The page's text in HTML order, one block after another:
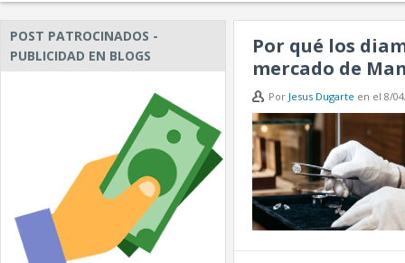
Por qué los
mercado de
Por Jesus Dugarte en el 8/
POST PATROCINADOS -
PUBLICIDAD EN BLOGS